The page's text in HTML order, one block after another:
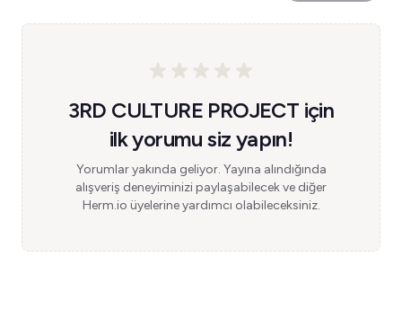
3RD CULTURE PROJECT için
ilk yorumu siz yapın!
Yorumlar yakında geliyor. Yayına alındığında
alışveriş deneyiminizi paylaşabilecek ve diğer
Herm.io üyelerine yardımcı olabileceksiniz.